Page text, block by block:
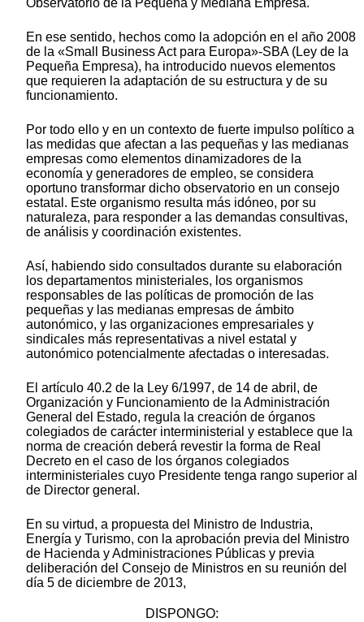
Observatorio de la Pequeña y Mediana Empresa.
En ese sentido, hechos como la adopción en el año 2008
de la «Small Business Act para Europa»-SBA (Ley de la
Pequeña Empresa), ha introducido nuevos elementos
que requieren la adaptación de su estructura y de su
funcionamiento.
Por todo ello y en un contexto de fuerte impulso político a
las medidas que afectan a las pequeñas y las medianas
empresas como elementos dinamizadores de la
economía y generadores de empleo, se considera
oportuno transformar dicho observatorio en un consejo
estatal. Este organismo resulta más idóneo, por su
naturaleza, para responder a las demandas consultivas,
de análisis y coordinación existentes.
Así, habiendo sido consultados durante su elaboración
los departamentos ministeriales, los organismos
responsables de las políticas de promoción de las
pequeñas y las medianas empresas de ámbito
autonómico, y las organizaciones empresariales y
sindicales más representativas a nivel estatal y
autonómico potencialmente afectadas o interesadas.
El artículo 40.2 de la Ley 6/1997, de 14 de abril, de
Organización y Funcionamiento de la Administración
General del Estado, regula la creación de órganos
colegiados de carácter interministerial y establece que la
norma de creación deberá revestir la forma de Real
Decreto en el caso de los órganos colegiados
interministeriales cuyo Presidente tenga rango superior al
de Director general.
En su virtud, a propuesta del Ministro de Industria,
Energía y Turismo, con la aprobación previa del Ministro
de Hacienda y Administraciones Públicas y previa
deliberación del Consejo de Ministros en su reunión del
día 5 de diciembre de 2013,
DISPONGO: